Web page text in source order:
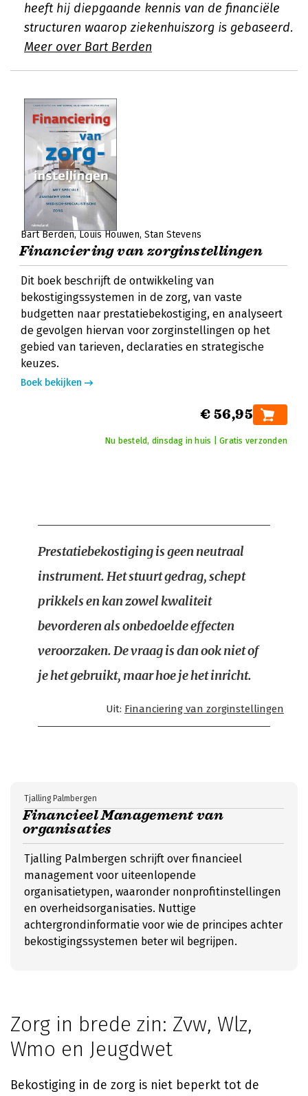
heeft hij diepgaande kennis van de financiële
structuren waarop ziekenhuiszorg is gebaseerd.
Meer over Bart Berden
Bart Berden Louis Houwen Stan Stevens
Financiering van zorginstellingen
Dit boek beschrijft de ontwikkeling van
bekostigingssystemen in de zorg, van vaste
budgetten naar prestatiebekostiging, en analyseert
de gevolgen hiervan voor zorginstellingen op het
gebied van tarieven, declaraties en strategische
keuzes.
Boek bekijken
€ 56,95
Nu besteld, dinsdag in huis | Gratis verzonden
Prestatiebekostiging is geen neutraal
instrument. Het stuurt gedrag, schept
prikkels en kan zowel kwaliteit
bevorderen als onbedoelde effecten
veroorzaken. De vraag is dan ook niet of
je het gebruikt, maar hoe je het inricht.
Uit: Financiering van zorginstellingen
Financieel Management van
organisaties
Tjalling Palmbergen
Tjalling Palmbergen schrijft over financieel
management voor uiteenlopende
organisatietypen, waaronder nonprofitinstellingen
en overheidsorganisaties. Nuttige
achtergrondinformatie voor wie de principes achter
bekostigingssystemen beter wil begrijpen.
Zorg in brede zin: Zvw, Wlz,
Wmo en Jeugdwet
Bekostiging in de zorg is niet beperkt tot de